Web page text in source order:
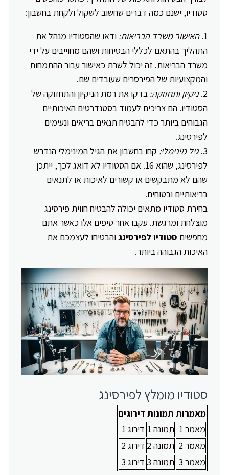
סטודיו, ישנם כמה דברים שחשוב לשקול ולקחת בחשבון:
האישור משרד הבריאות: ודאו שהסטודיו מנהל את
התהליך בהתאם לכללי הבטיחות ושהם מחוייבים על ידי
משרד הבריאות. זה יכול לשרת כאישור עבור ההתמחות
והמקצועיות של הפירסרים שעובדים שם.
ניקיון ותחזוקה: בדקו את רמת הניקיון והתחזוקה של
הסטודיו. הם צריכים לעמוד בסטנדרטים האיכותיים
הגבוהים ביותר כדי להבטיח תנאים בריאים ונעימים
לפירסינג.
גיל מינימלי: קחו בחשבון את הגיל המינימלי הנדרש
לפירסינג, שהוא 16. אם הסטודיו לא דואג לכך, ייתכן
שהם לא מתבקשים או קשורים לאיכות או לתנאים
בריאותיים ובטוחים.
בחירת סטודיו מתאים יכולה להבטיח חווית פירסינג
מוצלחת ומרגשת. עקבו אחר טיפים אלו כאשר אתם
מחפשים סטודיו לפירסינגוהבטיחו לעצמכם את
האיכות הגבוהה ביותר.
סטודיו מומלץ לפירסינג
מאמרות תמונות דירוגים
מאמר 1
תמונה 1
דירוג 1
מאמר 2
תמונה 2
דירוג 2
מאמר 3
תמונה 3 דירוג 3